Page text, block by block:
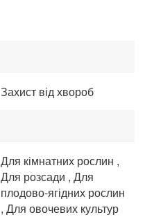
Захист від хвороб
Для кімнатних рослин ,
Для розсади , Для
плодово-ягідних рослин
, Для овочевих культур